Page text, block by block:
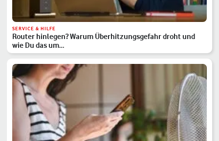
SERVICE & HILFE
Router hinlegen? Warum Überhitzungsgefahr droht und
wie Du das um…